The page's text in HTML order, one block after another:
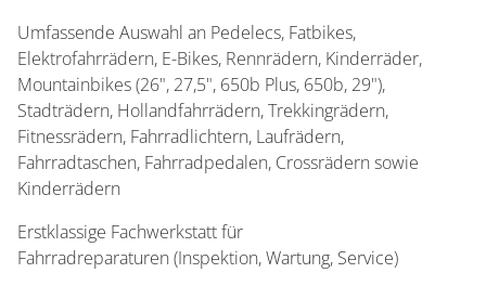
Umfassende Auswahl an Pedelecs, Fatbikes,
Elektrofahrrädern, E-Bikes, Rennrädern, Kinderräder,
Mountainbikes (26", 27,5", 650b Plus, 650b, 29"),
Stadträdern, Hollandfahrrädern, Trekkingrädern,
Fitnessrädern, Fahrradlichtern, Laufrädern,
Fahrradtaschen, Fahrradpedalen, Crossrädern sowie
Kinderrädern
Erstklassige Fachwerkstatt für
Fahrradreparaturen (Inspektion, Wartung, Service)